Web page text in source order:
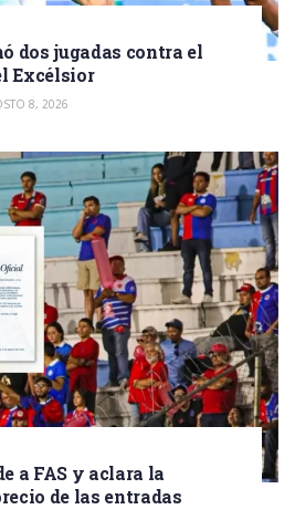
dos jugadas contra el
Excélsior
8, 2026
a FAS y aclara la
de las entradas